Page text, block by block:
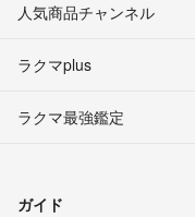
人気商品チャンネル
ラクマplus
ラクマ最強鑑定
ガイド